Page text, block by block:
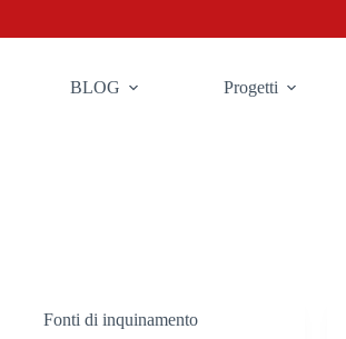
BLOG Progetti
Fonti di inquinamento